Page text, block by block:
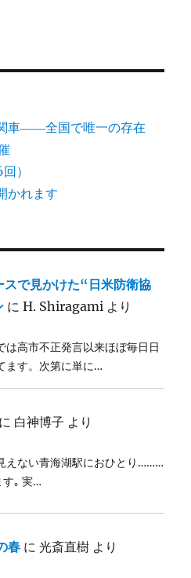
車――全国で唯一の存在
）
かれます
スで見かけた“日米防衛協
にH. Shiragami より
は高市不正発言以来ほぼ毎日日
ます。次第に単に…
白神博子 より
えない青海湖駅におひとり………
す｡ 実…
春 に光斎直樹 より